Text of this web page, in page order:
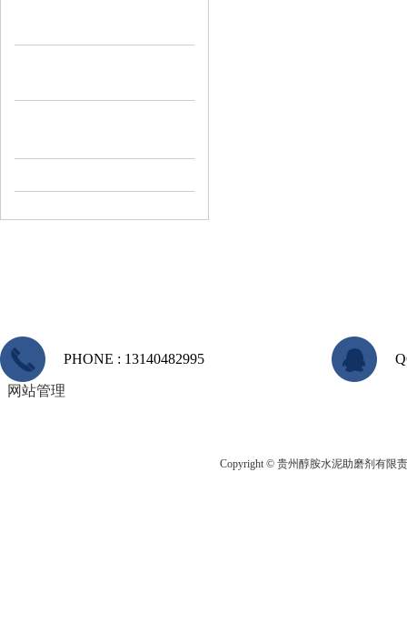
PHONE : 13140482995
Copyright © 贵州醇胺水泥助磨剂有限
网站管理